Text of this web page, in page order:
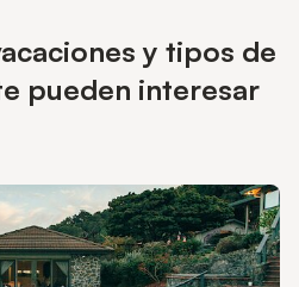
y tipos de
pueden interesar